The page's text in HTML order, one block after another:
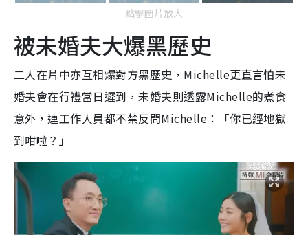
點擊圖片放大
被未婚夫大爆黑歷史
二人在片中亦互相爆對方黑歷史，Michelle更直言怕未
婚夫會在行禮當日遲到，未婚夫則透露Michelle的煮食
意外，連工作人員都不禁反問Michelle：「你已經地獄
到咁啦？」